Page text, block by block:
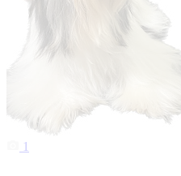
1